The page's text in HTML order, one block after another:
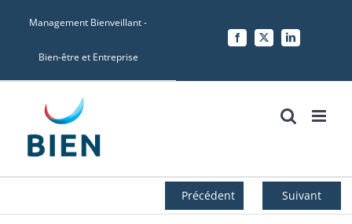
Management Bienveillant -
Bien-être et Entreprise
Facebook
X LinkedIn
Précédent Suivant